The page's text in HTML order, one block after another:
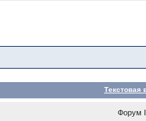
Текстовая
Форум